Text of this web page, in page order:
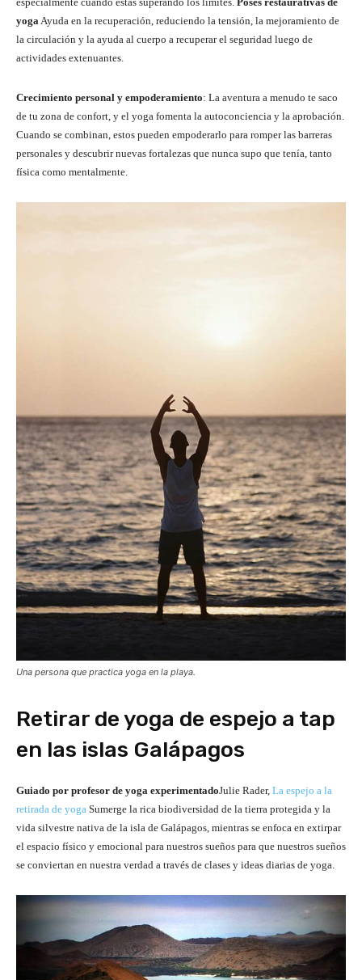
yogaAyuda en la recuperación, reduciendo la tensión, la mejoramiento de
la circulación y la ayuda al cuerpo a recuperar el seguridad luego de
actividades extenuantes.
Crecimiento personal y empoderamiento: La aventura a menudo te saco
de tu zona de confort, y el yoga fomenta la autoconciencia y la aprobación.
Cuando se combinan, estos pueden empoderarlo para romper las barreras
personales y descubrir nuevas fortalezas que nunca supo que tenía, tanto
física como mentalmente.
Una persona que practica yoga en la playa.
Retirar de yoga de espejo a tap
en las islas Galápagos
Guiado por profesor de yoga experimentadoJulie Rader, La espejo a la
retirada de yoga Sumerge la rica biodiversidad de la tierra protegida y la
vida silvestre nativa de la isla de Galápagos, mientras se enfoca en extirpar
el espacio físico y emocional para nuestros sueños para que nuestros sueños
se conviertan en nuestra verdad a través de clases y ideas diarias de yoga.